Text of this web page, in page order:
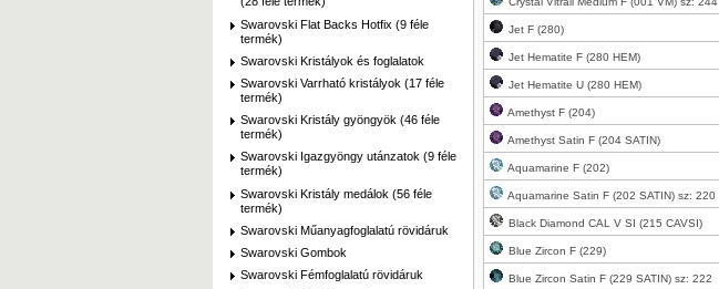
Swarovski Flat Backs Hotfix (9 féle
termék)
Swarovski Kristályok és foglalatok
Swarovski Varrható kristályok (17 féle
termék)
Swarovski Kristály gyöngyök (46 féle
termék)
Swarovski Igazgyöngy utánzatok (9 féle
termék)
Swarovski Kristály medálok (56 féle
termék)
Swarovski Műanyagfoglalatú rövidáruk
Swarovski Gombok
Swarovski Fémfoglalatú rövidáruk
Jet F (280)
Jet Hematite F (280 HEM)
Jet Hematite U (280 HEM)
Amethyst F (204)
Amethyst Satin F (204 SATIN)
Aquamarine F (202)
Aquamarine Satin F (202 SATIN) sz: 220
Black Diamond CAL V SI (215 CAVSI)
Blue Zircon F (229)
Blue Zircon Satin F (229 SATIN) sz: 222